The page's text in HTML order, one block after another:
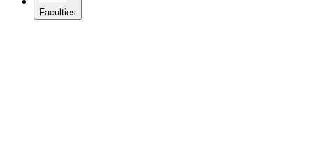
Faculties